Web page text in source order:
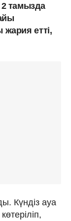
тамызда
етті,
Күндіз ауа